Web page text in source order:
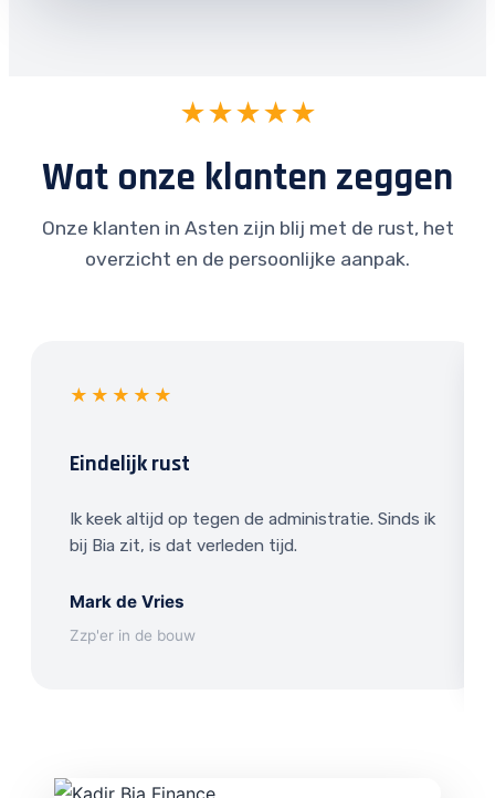
★★★★★
Wat onze klanten zeggen
Onze klanten in Asten zijn blij met de rust, het
overzicht en de persoonlijke aanpak.
★★★★★
Eindelijk rust
Ik keek altijd op tegen de administratie. Sinds ik
bij Bia zit, is dat verleden tijd.
Mark de Vries
Zzp'er in de bouw